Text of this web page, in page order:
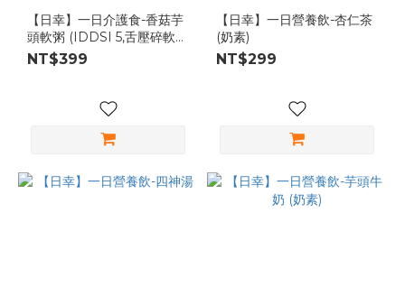
【日幸】一日介護食-香菇芋
頭軟粥 (IDDSI 5,舌壓碎軟
餐,軟質飲食)
NT$399
【日幸】一日營養飲-杏仁茶
(奶素)
NT$299